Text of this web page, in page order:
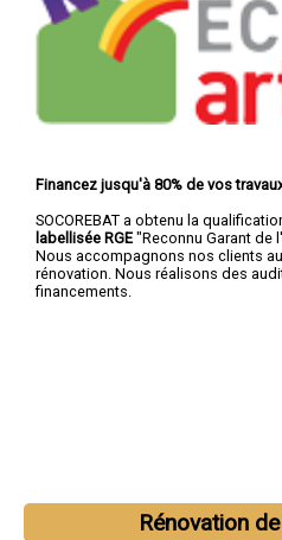
Financez jusqu'à 80% de vos
SOCOREBAT a obtenu la
labellisée RGE "Reconnu Garant de
Nous accompagnons nos clients
rénovation. Nous réalisons des
financements.
Rénovation